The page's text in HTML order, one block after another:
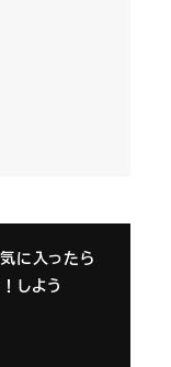
に入ったら
しよう